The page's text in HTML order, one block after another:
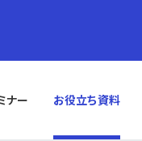
ナー お役立ち資料